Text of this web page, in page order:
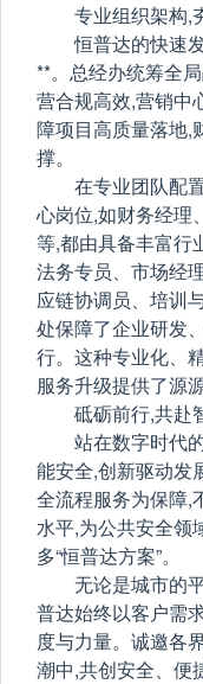
专业组织架构,
恒普达的快速
**。总经办统筹全
营合规高效,营销中
障项目高质量落地,
撑。
在专业团队配
心岗位,如财务经理
等,都由具备丰富行
法务专员、市场经
应链协调员、培训
处保障了企业研发
行。这种专业化、
服务升级提供了源
砥砺前行,共赴
站在数字时代
能安全,创新驱动发
全流程服务为保障,
水平,为公共安全领
多“恒普达方案”。
无论是城市的
普达始终以客户需
度与力量。诚邀各
潮中,共创安全、便